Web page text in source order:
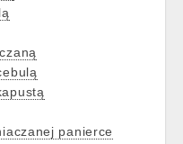
panierce